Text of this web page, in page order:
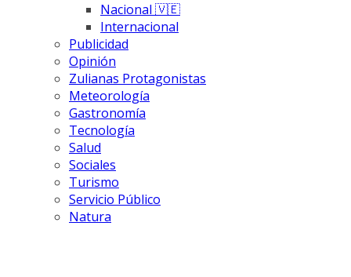
Nacional 🇻🇪
Internacional
Publicidad
Opinión
Zulianas Protagonistas
Meteorología
Gastronomía
Tecnología
Salud
Sociales
Turismo
Servicio Público
Natura